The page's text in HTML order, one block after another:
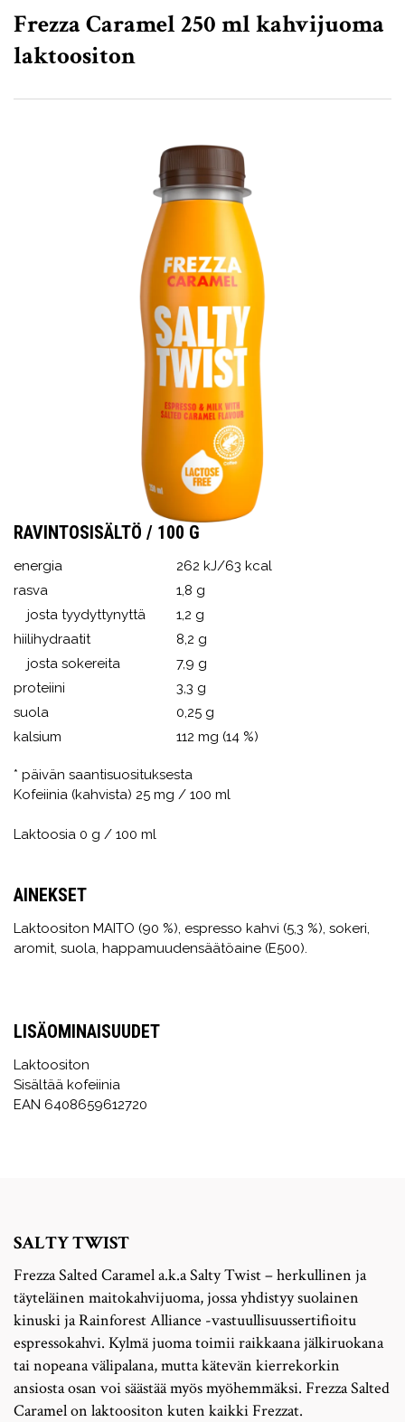
Frezza Caramel 250 ml kahvijuoma
laktoositon
RAVINTOSISÄLTÖ / 100 G
energia
262 kJ/63 kcal
rasva
1,8 g
josta tyydyttynyttä
1,2 g
hiilihydraatit
8,2 g
josta sokereita
7,9 g
proteiini
3,3 g
suola
0,25 g
kalsium
112 mg (14 %)
* päivän saantisuosituksesta
Kofeiinia (kahvista) 25 mg / 100 ml
Laktoosia 0 g / 100 ml
AINEKSET
Laktoositon MAITO (90 %), espresso kahvi (5,3 %), sokeri,
aromit, suola, happamuudensäätöaine (E500).
LISÄOMINAISUUDET
Laktoositon
Sisältää kofeiinia
EAN 6408659612720
SALTY TWIST
Frezza Salted Caramel a.k.a Salty Twist – herkullinen ja
täyteläinen maitokahvijuoma, jossa yhdistyy suolainen
kinuski ja Rainforest Alliance -vastuullisuussertifioitu
espressokahvi. Kylmä juoma toimii raikkaana jälkiruokana
tai nopeana välipalana, mutta kätevän kierrekorkin
ansiosta osan voi säästää myös myöhemmäksi. Frezza Salted
Caramel on laktoositon kuten kaikki Frezzat.